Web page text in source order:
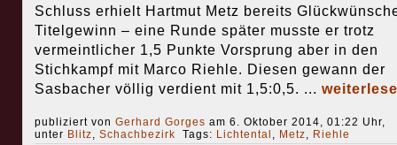
Schluss erhielt Hartmut Metz bereits
Titelgewinn – eine Runde später musste er trotz
vermeintlicher 1,5 Punkte Vorsprung aber in den
Stichkampf mit Marco Riehle. Diesen gewann der
Sasbacher völlig verdient mit 1,5:0,5. ...
publiziert von Gerhard Gorges am 6. Oktober 2014, 01:22 Uhr,
unter Blitz, Schachbezirk Tags: Lichtental , Metz, Riehle